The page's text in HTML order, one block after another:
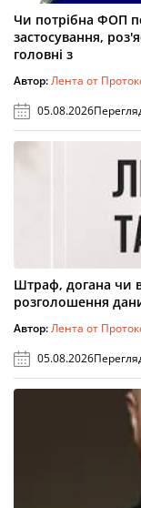
Чи потрібна ФОП
застосування,
головні з
Автор:Лента от
05.08.2026
Штраф, догана чи
розголошення
Автор:Лента от
05.08.2026